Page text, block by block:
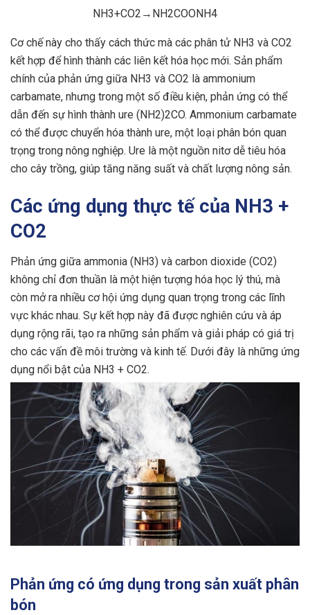
NH3​+CO2​→NH2​COONH4​
Cơ chế này cho thấy cách thức mà các phân tử NH3 và CO2
kết hợp để hình thành các liên kết hóa học mới. Sản phẩm
chính của phản ứng giữa NH3 và CO2 là ammonium
carbamate, nhưng trong một số điều kiện, phản ứng có thể
dẫn đến sự hình thành ure (NH2)2CO. Ammonium carbamate
có thể được chuyển hóa thành ure, một loại phân bón quan
trọng trong nông nghiệp. Ure là một nguồn nitơ dễ tiêu hóa
cho cây trồng, giúp tăng năng suất và chất lượng nông sản.
Các ứng dụng thực tế của NH3 +
CO2
Phản ứng giữa ammonia (NH3) và carbon dioxide (CO2)
không chỉ đơn thuần là một hiện tượng hóa học lý thú, mà
còn mở ra nhiều cơ hội ứng dụng quan trọng trong các lĩnh
vực khác nhau. Sự kết hợp này đã được nghiên cứu và áp
dụng rộng rãi, tạo ra những sản phẩm và giải pháp có giá trị
cho các vấn đề môi trường và kinh tế. Dưới đây là những ứng
dụng nổi bật của NH3 + CO2.
Phản ứng có ứng dụng trong sản xuất phân
bón